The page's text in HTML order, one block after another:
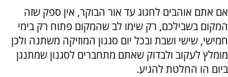
אם אתם אוהבים לחגוג עד אור הבוקר, אין ספק שזה
המקום בשבילכם, רק שימו לב שהמקום פתוח רק בימי
חמישי, שישי ושבת ובכל יום סגנון המוזיקה משתנה ולכן
מומלץ לעקוב ולבדוק שאתם מתחברים לסגנון שמתנגן
ביום הו החלטת להגיע.